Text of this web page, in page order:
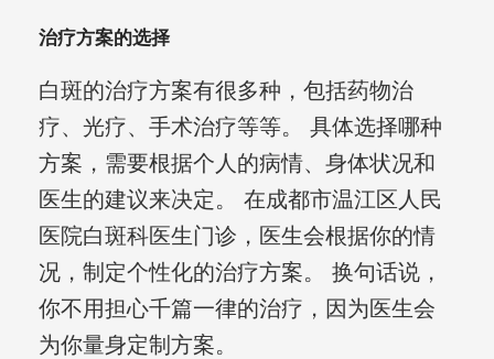
治疗方案的选择
白斑的治疗方案有很多种，包括药物治
疗、光疗、手术治疗等等。 具体选择哪种
方案，需要根据个人的病情、身体状况和
医生的建议来决定。 在成都市温江区人民
医院白斑科医生门诊，医生会根据你的情
况，制定个性化的治疗方案。 换句话说，
你不用担心千篇一律的治疗，因为医生会
为你量身定制方案。